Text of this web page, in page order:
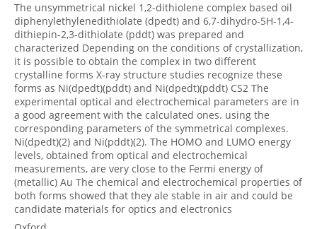
The unsymmetrical nickel 1,2-dithiolene complex based oil
diphenylethylenedithiolate (dpedt) and 6,7-dihydro-5H-1,4-
dithiepin-2,3-dithiolate (pddt) was prepared and
characterized Depending on the conditions of crystallization,
it is possible to obtain the complex in two different
crystalline forms X-ray structure studies recognize these
forms as Ni(dpedt)(pddt) and Ni(dpedt)(pddt) CS2 The
experimental optical and electrochemical parameters are in
a good agreement with the calculated ones. using the
corresponding parameters of the symmetrical complexes.
Ni(dpedt)(2) and Ni(pddt)(2). The HOMO and LUMO energy
levels, obtained from optical and electrochemical
measurements, are very close to the Fermi energy of
(metallic) Au The chemical and electrochemical properties of
both forms showed that they ale stable in air and could be
candidate materials for optics and electronics